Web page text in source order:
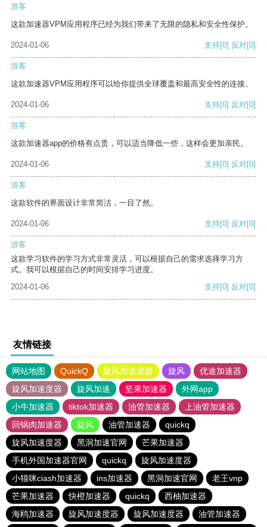
游客
这款加速器VPM应用程序已经为我们带来了无限的隐私和安全性保护。
2024-01-06 支持[0] 反对[0]
游客
这款加速器VPM应用程序可以给你提供全球覆盖和最高安全性的连接。
2024-01-06 支持[0] 反对[0]
游客
这款加速器app的价格有点贵，可以适当降低一些，这样会更加亲民。
2024-01-06 支持[0] 反对[0]
游客
这款软件的界面设计非常简洁，一目了然。
2024-01-06 支持[0] 反对[0]
游客
这款学习软件的学习方式非常灵活，可以根据自己的需求选择学习方
式。我可以根据自己的时间安排学习进度。
2024-01-06
支持[0] 反对[0]
友情链接
网站地图 QuickQ 旋风加速度器 旋风
优途加速器
旋风加速度器
旋风加速 坚果加速器
外网app
小牛加速器
tiktok加速器 油管加速器
上油管加速器
回锅肉加速器
旋风 油管加速器
quickq
旋风加速度器
黑洞加速官网
芒果加速器
手机外国加速器官网
quickq
旋风加速度器
小猫咪ciash加速器
ins加速器 黑洞加速官网
老王vnp
芒果加速器
快橙加速器 quickq
西柚加速器
海鸥加速器
旋风加速度器 旋风加速度器 油管加速器